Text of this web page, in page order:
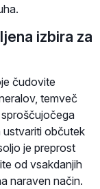
izbira za
čudovite
temveč
ustvariti občutek
je preprost
od vsakdanjih
naraven način.